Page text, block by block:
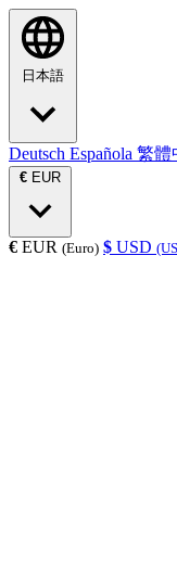
日本語
Deutsch Española 繁體
€ EUR
€ EUR (Euro) $ USD